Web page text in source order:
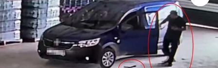
Siyaset
YEREL HABER
Haberde insan